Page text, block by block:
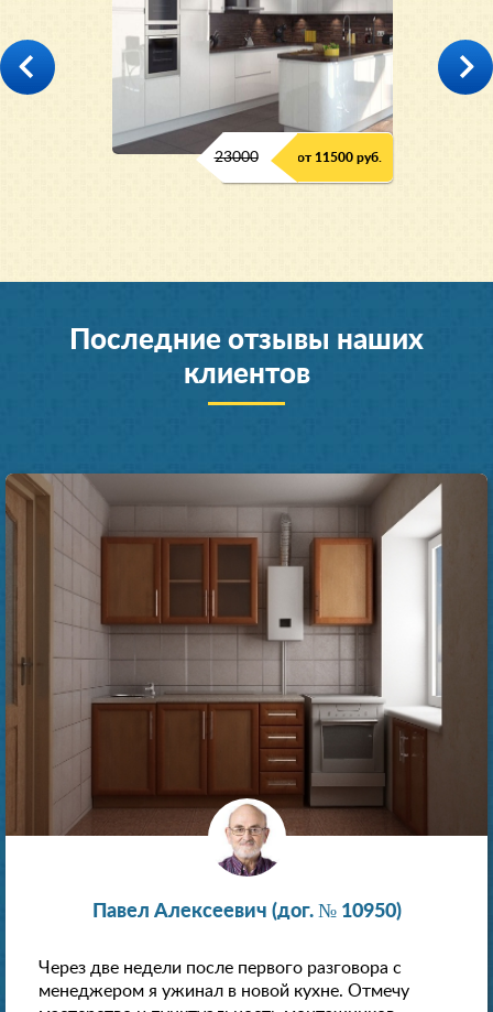
23000 от 11500 руб.
Последние отзывы наших
клиентов
Павел Алексеевич (дог. № 10950)
Через две недели после первого разговора с
менеджером я ужинал в новой кухне. Отмечу